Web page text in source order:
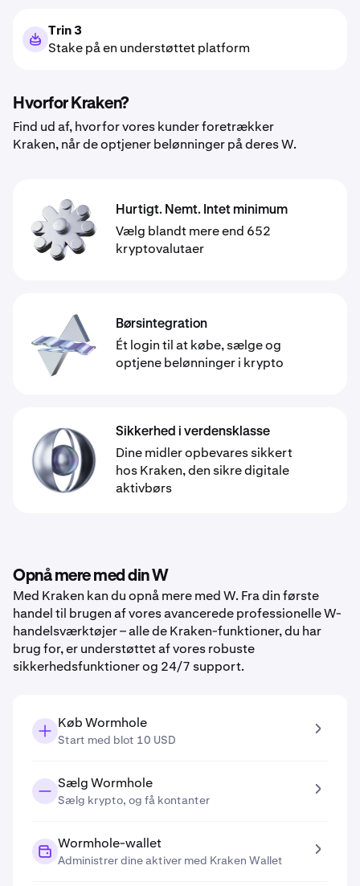
Trin 3
Stake på en understøttet platform
Hvorfor Kraken?
Find ud af, hvorfor vores kunder foretrækker
Kraken, når de optjener belønninger på deres W.
Hurtigt. Nemt. Intet minimum
Vælg blandt mere end 652
kryptovalutaer
Børsintegration
Ét login til at købe, sælge og
optjene belønninger i krypto
Sikkerhed i verdensklasse
Dine midler opbevares sikkert
hos Kraken, den sikre digitale
aktivbørs
Opnå mere med din W
Med Kraken kan du opnå mere med W. Fra din første
handel til brugen af vores avancerede professionelle W-
handelsværktøjer – alle de Kraken-funktioner, du har
brug for, er understøttet af vores robuste
sikkerhedsfunktioner og 24/7 support.
Køb Wormhole
Start med blot 10 USD
Sælg Wormhole
Sælg krypto, og få kontanter
Wormhole-wallet
Administrer dine aktiver med Kraken Wallet